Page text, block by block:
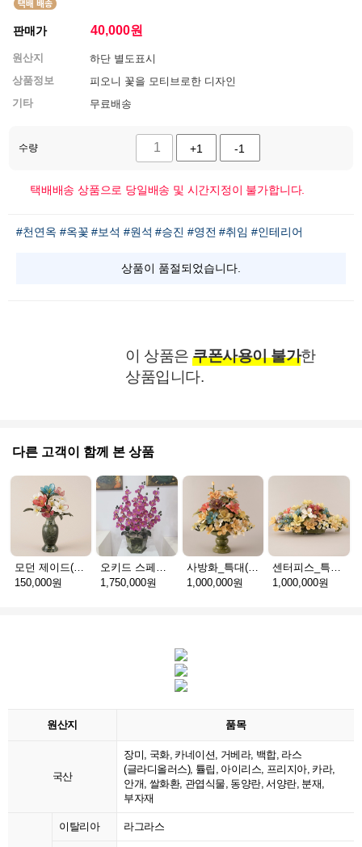
판매가 40,000원
원산지
하단 별도표시
상품정보
피오니 꽃을 모티브로한 디자인
기타
무료배송
수량 +1 -1
택배배송 상품으로 당일배송 및 시간지정이 불가합니다.
#천연옥 #옥꽃 #보석 #원석 #승진 #영전 #취임 #인테리어
상품이 품절되었습니다.
이 상품은 쿠폰사용이 불가한
상품입니다.
다른 고객이 함께 본 상품
모던 제이드(천연옥꽃_택배)
150,000원
오키드 스페셜(천연옥꽃_택배)
1,750,000원
사방화_특대(천연옥꽃_택배)
1,000,000원
센터피스_특대(천연옥꽃_택배)
1,000,000원
원산지 품목
국산
장미, 국화, 카네이션, 거베라, 백합, 라스
(글라디올러스), 튤립, 아이리스, 프리지아, 카라,
안개, 쌀화환, 관엽식물, 동양란, 서양란, 분재,
부자재
이탈리아 라그라스